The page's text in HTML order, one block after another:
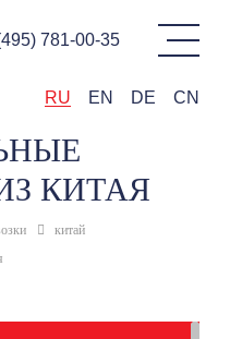
781-00-35
CN
DE
EN
RU
КИТАЯ
китай